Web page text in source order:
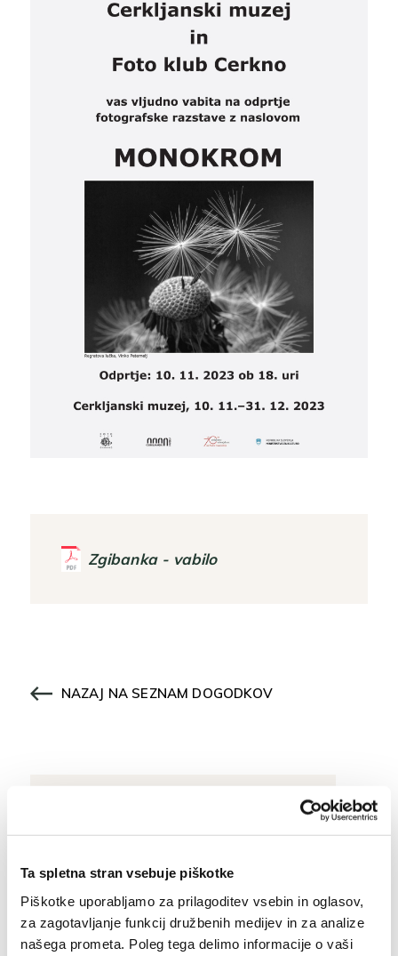
Ta spletna stran vsebuje piškotke
Piškotke uporabljamo za prilagoditev vsebin in oglasov,
za zagotavljanje funkcij družbenih medijev in za analize
našega prometa. Poleg tega delimo informacije o vaši
Zgibanka - vabilo
NAZAJ NA SEZNAM DOGODKOV
tajnistvo@muzej-idrija-
cerkno.si